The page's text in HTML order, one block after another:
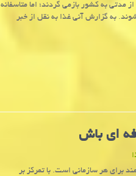
مدتی به کشور بازمی گردند؛ اما متاسفانه
به گزارش آنی غذا به نقل از خبر
ای باش
برای هر سازمانی است. با تمرکز بر